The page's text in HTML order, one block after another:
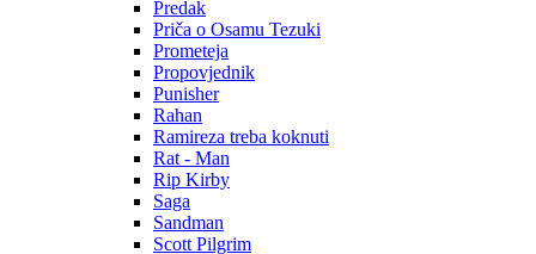
Predak
Priča o Osamu Tezuki
Prometeja
Propovjednik
Punisher
Rahan
Ramireza treba koknuti
Rat - Man
Rip Kirby
Saga
Sandman
Scott Pilgrim